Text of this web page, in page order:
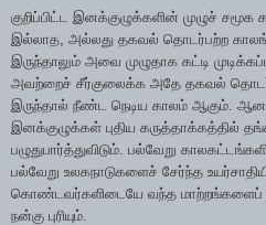
குறிப்பிட்ட இனக்குழுக்களின் முழுச் சமூக
இல்லாத, அல்லது தகவல் தொடர்பற்ற
இருந்தாலும் அவை முழுதாக கட்டி
அவற்றைச் சீர்குலைக்க அதே தகவல்
இருந்தால் நீண்ட நெடிய காலம் ஆகும்.
இனக்குழுக்கள் புதிய கருத்தாக்கத்தில்
பழுதுபார்த்துவிடும். பல்வேறு
பல்வேறு உலகநாடுகளைச் சேர்ந்த
கொண்டவர்களிடையே வந்த மாற்றங்களைப்
நன்கு புரியும்.